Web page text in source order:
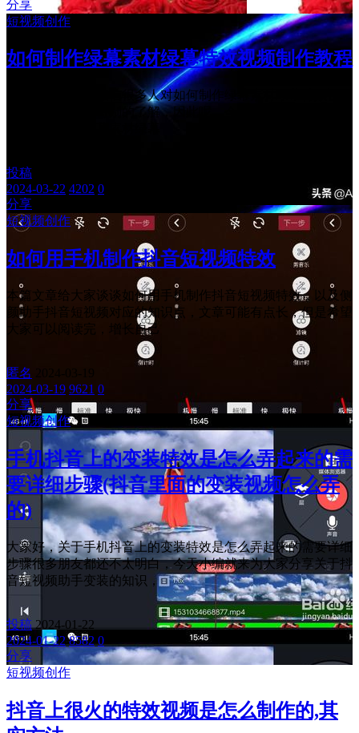
分享
短视频创作
如何制作绿幕素材绿幕特效视频制作教程
各位老铁们好，相信很多人对如何制作绿幕素材绿幕特效视频
制作教程都不是特别的了解，因此呢，今天就来为大家分享下
投稿
2024-03-22 4202 0
分享
短视频创作
如何用手机制作抖音短视频特效
本篇文章给大家谈谈如何用手机制作抖音短视频特效，以及侧
颜助手抖音短视频对应的知识点，文章可能有点长，但是希望
大家可以阅读完，增长自己
匿名
2024-03-19 9621 0
分享
短视频创作
手机抖音上的变装特效是怎么弄起来的需
要详细步骤(抖音里面的变装视频怎么弄
的)
大家好，关于手机抖音上的变装特效是怎么弄起来的需要详细
步骤很多朋友都还不太明白，今天小编就来为大家分享关于抖
音短视频助手变装的知识，
投稿 2024-01-22
2024-01-22 8582 0
分享
短视频创作
抖音上很火的特效视频是怎么制作的,其